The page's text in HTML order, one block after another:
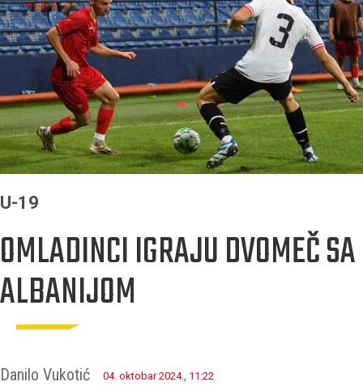
U-19
OMLADINCI IGRAJU DVOMEČ SA
ALBANIJOM
Danilo Vukotić 04. oktobar 2024., 11:22